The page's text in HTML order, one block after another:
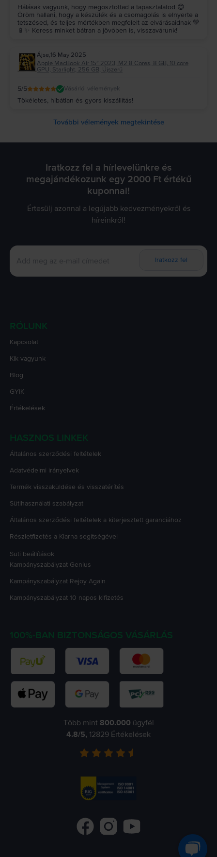
Hálásak vagyunk, hogy megosztottad a tapasztalatod 😊
Öröm hallani, hogy a készülék és a csomagolás is elnyerte a
tetszésed, és teljes mértékben megfelelt az elvárásaidnak 💚
📱✨ Keress minket bátran a jövőben is, visszavárunk!
Ájse,16 May 2025
Apple MacBook Air 15″ 2023, M2 8 Cores, 8 GB, 10 core
GPU, Starlight, 256 GB, Újszerű
5/5 Vásárlói vélemények
Tökéletes, hibátlan és gyors kiszállítás!
További vélemények megtekintése
Iratkozz fel a hírlevelünkre és
megajándékozunk egy 2000 Ft értékű
kuponnal!
Értesülj azonnal a legújabb kedvezményekről és
híreinkről!
Iratkozz fel
RÓLUNK
Kapcsolat
Kik vagyunk
Blog
GYIK
Értékelések
HASZNOS LINKEK
Általános szerződési feltételek
Adatvédelmi irányelvek
Termék visszaküldése és visszatérítés
Sütihasználati szabályzat
Általános szerződési feltételek a kiterjesztett garanciához
Részletfizetés a Klarna segítségével
Süti beállítások
Kampányszabályzat Genius
Kampányszabályzat Rejoy Again
Kampányszabályzat 10 napos kifizetés
100%-BAN BIZTONSÁGOS VÁSÁRLÁS
Több mint 800.000 ügyfél
4.8/5, 12829 Értékelések